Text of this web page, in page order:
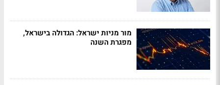
מור מניות ישראל: הגדולה בישראל,
מפגרת השנה